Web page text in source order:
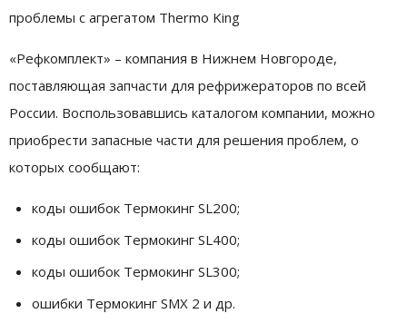
проблемы с агрегатом Thermo King
«Рефкомплект» – компания в Нижнем Новгороде,
поставляющая запчасти для рефрижераторов по всей
России. Воспользовавшись каталогом компании, можно
приобрести запасные части для решения проблем, о
которых сообщают:
коды ошибок Термокинг SL200;
коды ошибок Термокинг SL400;
коды ошибок Термокинг SL300;
ошибки Термокинг SMX 2 и др.